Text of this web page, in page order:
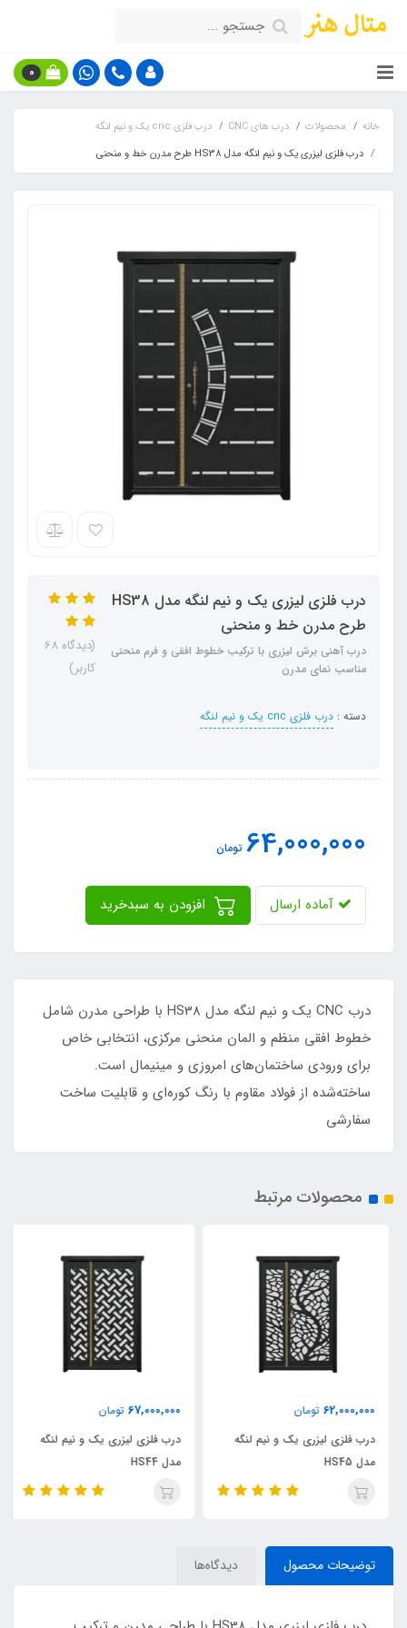
0
خانه محصولات درب های CNC
درب فلزی cnc یک و نیم لنگه
درب فلزی لیزری یک و نیم لنگه مدل HS38 طرح مدرن خط و منحنی
درب فلزی لیزری یک و نیم لنگه مدل HS38
طرح مدرن خط و منحنی
درب آهنی برش لیزری با ترکیب خطوط افقی و فرم منحنی
مناسب نمای مدرن
دسته : درب فلزی cnc یک و نیم لنگه
(دیدگاه 68
کاربر)
64,000,000 تومان
آماده ارسال
درب CNC یک و نیم لنگه مدل HS38 با طراحی مدرن شامل
خطوط افقی منظم و المان منحنی مرکزی، انتخابی خاص
برای ورودی ساختمان‌های امروزی و مینیمال است.
ساخته‌شده از فولاد مقاوم با رنگ کوره‌ای و قابلیت ساخت
سفارشی
محصولات مرتبط
62,000,000 تومان
درب فلزی لیزری یک و نیم لنگه
مدل HS45
67,000,000 تومان
درب فلزی لیزری یک و نیم لنگه
مدل HS44
توضیحات محصول دیدگاه‌ها